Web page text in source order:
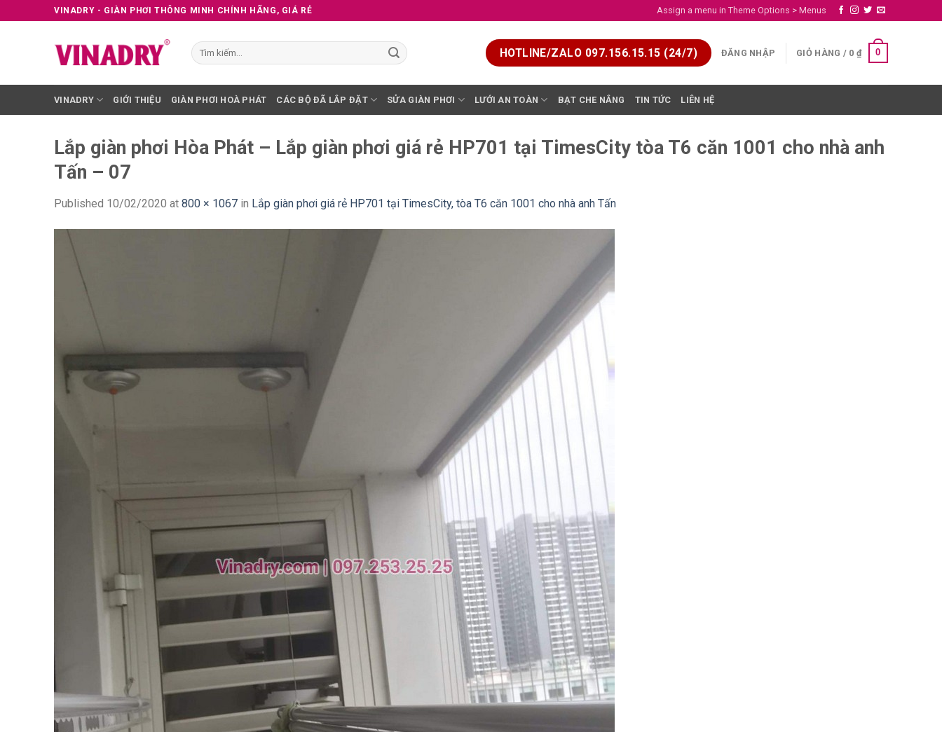
to
VINADRY - GIÀN PHƠI THÔNG MINH CHÍNH HÃNG, GIÁ RẺ Assign a menu in Theme Options > Menus
Tìm
kiếm:
HOTLINE/ZALO 097.156.15.15 (24/7) ĐĂNG NHẬP GIỎ HÀNG / 0 ₫ 0
VINADRY GIỚI THIỆU GIÀN PHƠI HOÀ PHÁT CÁC BỘ ĐÃ LẮP ĐẶT SỬA GIÀN PHƠI LƯỚI AN TOÀN BẠT CHE NẮNG TIN TỨC LIÊN HỆ
Lắp giàn phơi Hòa Phát – Lắp giàn phơi giá rẻ HP701 tại TimesCity tòa T6 căn 1001 cho nhà anh
Tấn – 07
Published 10/02/2020 at 800 × 1067 in Lắp giàn phơi giá rẻ HP701 tại TimesCity, tòa T6 căn 1001 cho nhà anh Tấn